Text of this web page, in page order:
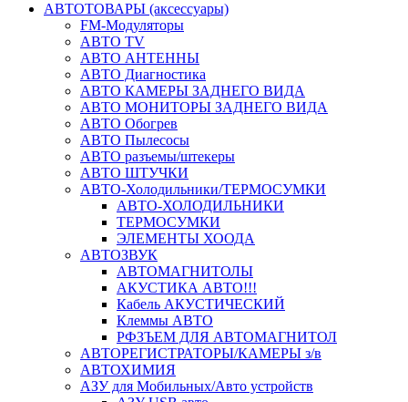
АВТОТОВАРЫ (аксессуары)
FM-Модуляторы
АВТО TV
АВТО АНТЕННЫ
АВТО Диагностика
АВТО КАМЕРЫ ЗАДНЕГО ВИДА
АВТО МОНИТОРЫ ЗАДНЕГО ВИДА
АВТО Обогрев
АВТО Пылесосы
АВТО разъемы/штекеры
АВТО ШТУЧКИ
АВТО-Холодильники/ТЕРМОСУМКИ
АВТО-ХОЛОДИЛЬНИКИ
ТЕРМОСУМКИ
ЭЛЕМЕНТЫ ХООДА
АВТОЗВУК
АВТОМАГНИТОЛЫ
АКУСТИКА АВТО!!!
Кабель АКУСТИЧЕСКИЙ
Клеммы АВТО
РФЗЪЕМ ДЛЯ АВТОМАГНИТОЛ
АВТОРЕГИСТРАТОРЫ/КАМЕРЫ з/в
АВТОХИМИЯ
АЗУ для Мобильных/Авто устройств